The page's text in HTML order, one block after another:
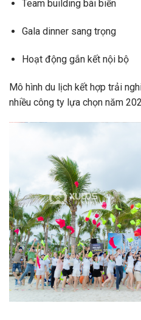
Team building bãi biển
Gala dinner sang trọng
Hoạt động gắn kết nội bộ
Mô hình du lịch kết hợp trải
nhiều công ty lựa chọn năm